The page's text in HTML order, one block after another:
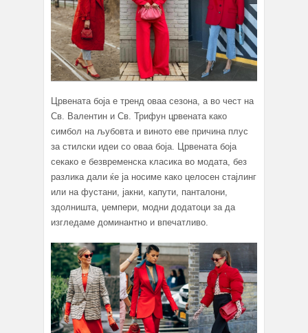
Црвената боја е тренд оваа сезона, а во чест на
Св. Валентин и Св. Трифун црвената како
симбол на љубовта и виното еве причина плус
за стилски идеи со оваа боја. Црвената боја
секако е безвременска класика во модата, без
разлика дали ќе ја носиме како целосен стајлинг
или на фустани, јакни, капути, панталони,
здолништа, џемпери, модни додатоци за да
изгледаме доминантно и впечатливо.